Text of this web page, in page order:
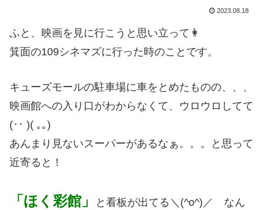
2023.08.18
ふと、映画を見に行こうと思い立って👩
箕面の109シネマズに行った時のことです。
キューズモールの駐車場に車をとめたものの、、、
映画館への入り口がわからなくて、ウロウロしてて
(･･ )( ｡｡)
あんまり見ないスーパーがあるなぁ。。。と思って
近寄ると！
「ほく彩館」
と看板が出てる＼(^o^)／ なん